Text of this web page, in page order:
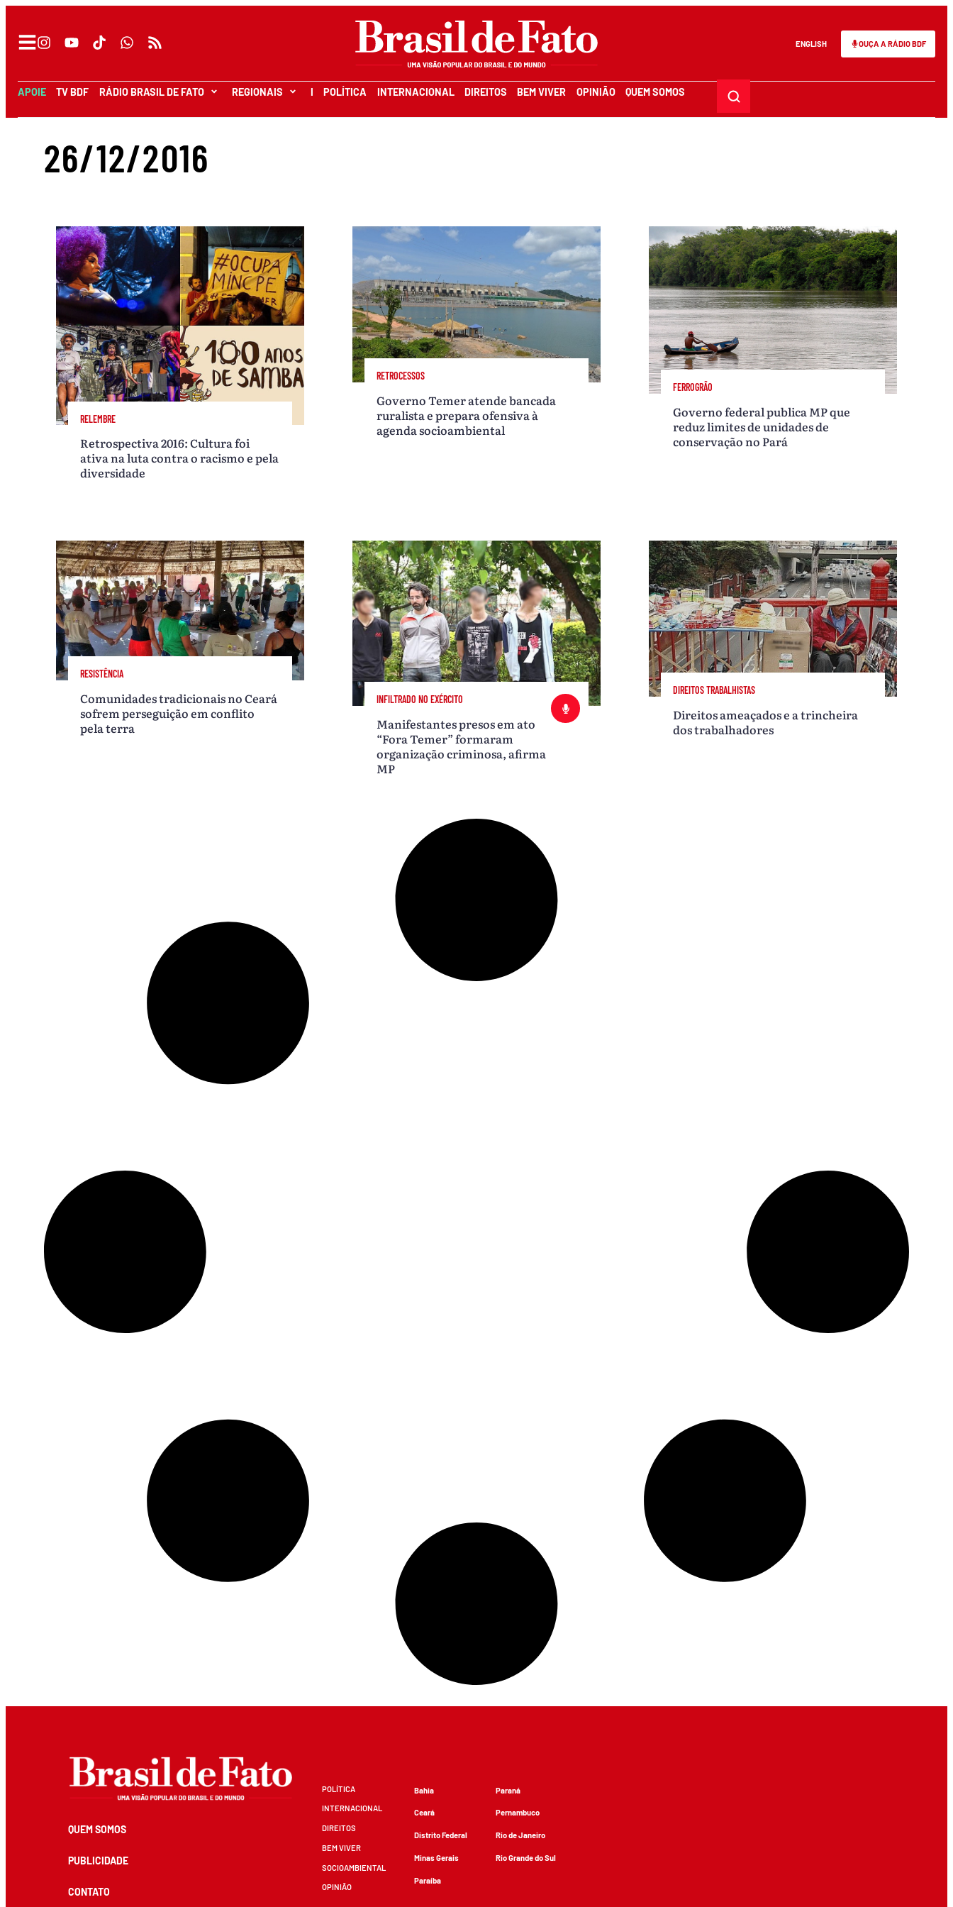
ENGLISH OUÇA A RÁDIO BDF
APOIE TV BDF RÁDIO BRASIL DE FATO REGIONAIS I POLÍTICA INTERNACIONAL DIREITOS BEM VIVER OPINIÃO QUEM SOMOS
26/12/2016
RELEMBRE
Retrospectiva 2016: Cultura foi
ativa na luta contra o racismo e pela
diversidade
RETROCESSOS
Governo Temer atende bancada
ruralista e prepara ofensiva à
agenda socioambiental
FERROGRÃO
Governo federal publica MP que
reduz limites de unidades de
conservação no Pará
RESISTÊNCIA
Comunidades tradicionais no Ceará
sofrem perseguição em conflito
pela terra
INFILTRADO NO EXÉRCITO
Manifestantes presos em ato
“Fora Temer” formaram
organização criminosa, afirma
MP
DIREITOS TRABALHISTAS
Direitos ameaçados e a trincheira
dos trabalhadores
QUEM SOMOS
PUBLICIDADE
CONTATO
POLÍTICA
INTERNACIONAL
DIREITOS
BEM VIVER
SOCIOAMBIENTAL
OPINIÃO
Bahia
Ceará
Distrito Federal
Minas Gerais
Paraíba
Paraná
Pernambuco
Rio de Janeiro
Rio Grande do Sul